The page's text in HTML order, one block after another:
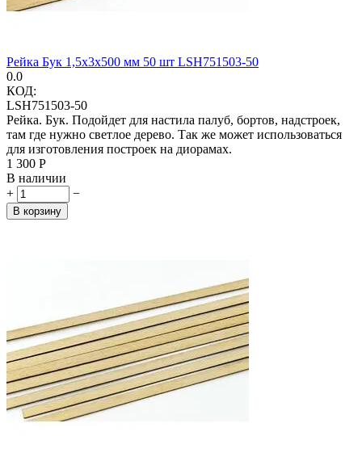
Рейка Бук 1,5х3х500 мм 50 шт LSH751503-50
0.0
КОД:
LSH751503-50
Рейка. Бук. Подойдет для настила палуб, бортов, надстроек,
там где нужно светлое дерево. Так же может использоваться
для изготовления построек на диорамах.
1 300 Р
В наличии
+
−
В корзину